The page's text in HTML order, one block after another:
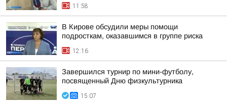
11:58
В Кирове обсудили меры помощи
подросткам, оказавшимся в группе риска
12:16
Завершился турнир по мини-футболу,
посвященный Дню физкультурника
15:07